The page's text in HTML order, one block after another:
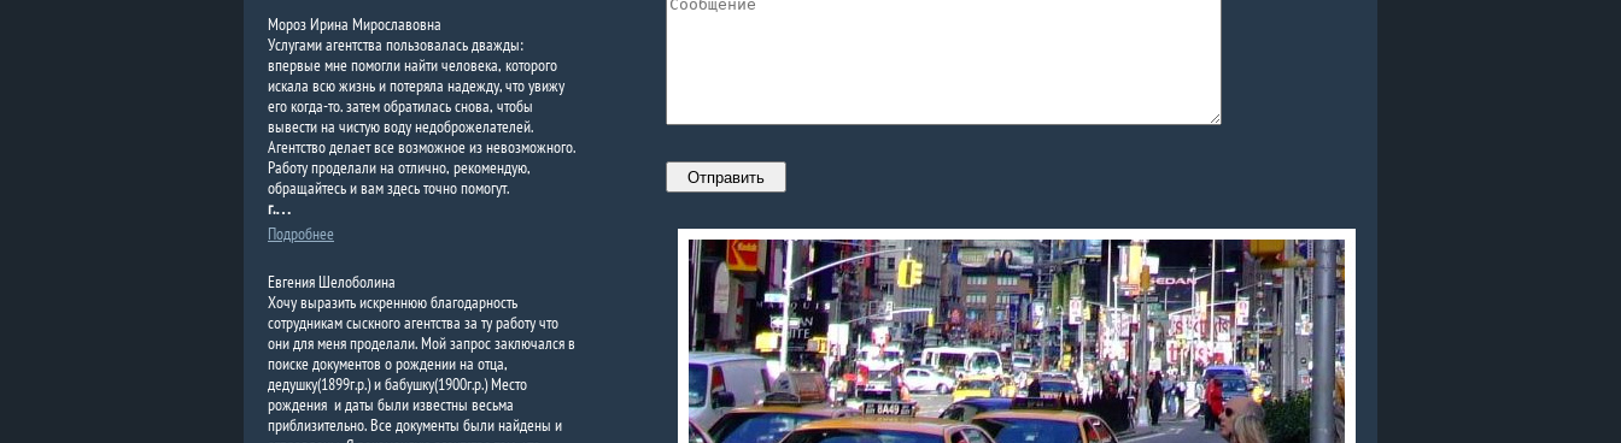
Мороз Ирина Мирославовна
Услугами агентства пользовалась дважды:
впервые мне помогли найти человека, которого
искала всю жизнь и потеряла надежду, что увижу
его когда-то. затем обратилась снова, чтобы
вывести на чистую воду недоброжелателей.
Агентство делает все возможное из невозможного.
Работу проделали на отлично, рекомендую,
обращайтесь и вам здесь точно помогут.
г.…
Подробнее
Евгения Шелоболина
Хочу выразить искреннюю благодарность
сотрудникам сыскного агентства за ту работу что
они для меня проделали. Мой запрос заключался в
поиске документов о рождении на отца,
дедушку(1899г.р.) и бабушку(1900г.р.) Место
рождения и даты были известны весьма
приблизительно. Все документы были найдены и